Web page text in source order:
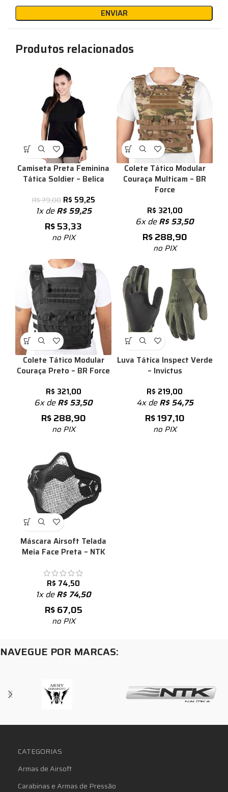
Produtos relacionados
Camiseta Preta Feminina
Tática Soldier – Belica
R$79,00 R$ 59,25
1x deR$59,25
R$53,33
no PIX
Colete Tático Modular
Couraça Multicam – BR
Force
R$ 321,00
6x deR$53,50
R$288,90
no PIX
Colete Tático Modular
Couraça Preto – BR Force
R$ 321,00
6x deR$53,50
R$288,90
no PIX
Luva Tática Inspect Verde
– Invictus
R$ 219,00
4x deR$54,75
R$197,10
no PIX
Máscara Airsoft Telada
Meia Face Preta – NTK
R$ 74,50
1x deR$74,50
R$67,05
no PIX
NAVEGUE POR MARCAS:
CATEGORIAS
Armas de Airsoft
Carabinas e Armas de Pressão